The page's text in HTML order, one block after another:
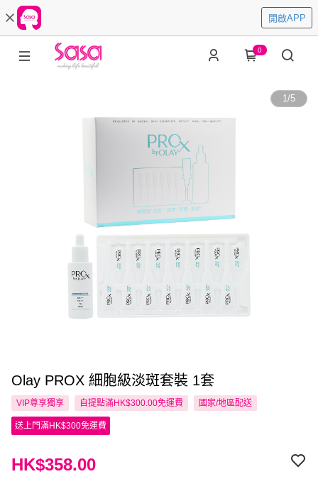
開啟APP
0
1/5
Olay PROX 細胞級淡斑套裝 1套
VIP尊享獨享 自提點滿HK$300.00免運費 國家/地區配送
送上門滿HK$300免運費
HK$358.00